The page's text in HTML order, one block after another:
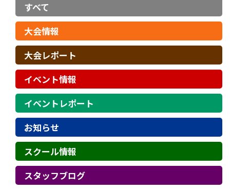
すべて
大会情報
大会レポート
イベント情報
イベントレポート
お知らせ
スクール情報
スタッフブログ